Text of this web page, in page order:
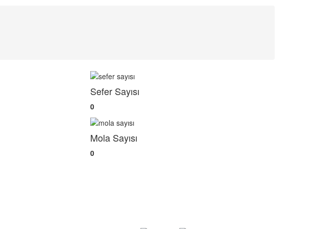
Sefer Sayısı
0
Mola Sayısı
0